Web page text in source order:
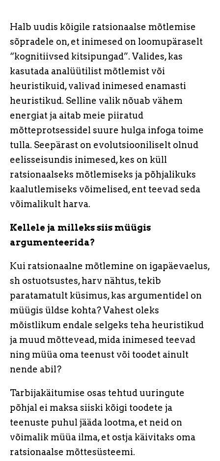
Halb uudis kõigile ratsionaalse mõtlemise
sõpradele on, et inimesed on loomupäraselt
“kognitiivsed kitsipungad”. Valides, kas
kasutada analüütilist mõtlemist või
heuristikuid, valivad inimesed enamasti
heuristikud. Selline valik nõuab vähem
energiat ja aitab meie piiratud
mõtteprotsessidel suure hulga infoga toime
tulla. Seepärast on evolutsiooniliselt olnud
eelisseisundis inimesed, kes on küll
ratsionaalseks mõtlemiseks ja põhjalikuks
kaalutlemiseks võimelised, ent teevad seda
võimalikult harva.
Kellele ja milleks siis müügis
argumenteerida?
Kui ratsionaalne mõtlemine on igapäevaelus,
sh ostuotsustes, harv nähtus, tekib
paratamatult küsimus, kas argumentidel on
müügis üldse kohta? Vahest oleks
mõistlikum endale selgeks teha heuristikud
ja muud mõttevead, mida inimesed teevad
ning müüa oma teenust või toodet ainult
nende abil?
Tarbijakäitumise osas tehtud uuringute
põhjal ei maksa siiski kõigi toodete ja
teenuste puhul jääda lootma, et neid on
võimalik müüa ilma, et ostja käivitaks oma
ratsionaalse mõttesüsteemi.